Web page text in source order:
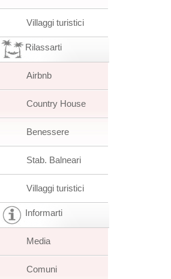
Villaggi turistici
Rilassarti
Airbnb
Country House
Benessere
Stab. Balneari
Villaggi turistici
Informarti
Media
Comuni